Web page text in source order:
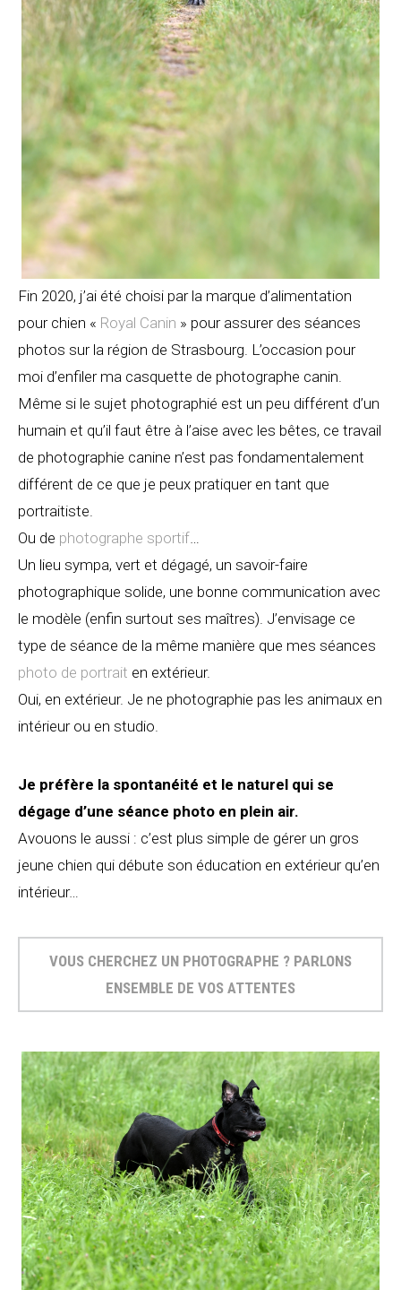
Fin 2020, j’ai été choisi par la marque d’alimentation
pour chien « Royal Canin » pour assurer des séances
photos sur la région de Strasbourg. L’occasion pour
moi d’enfiler ma casquette de photographe canin.
Même si le sujet photographié est un peu différent d’un
humain et qu’il faut être à l’aise avec les bêtes, ce travail
de photographie canine n’est pas fondamentalement
différent de ce que je peux pratiquer en tant que
portraitiste.
Ou de photographe sportif
Un lieu sympa, vert et dégagé, un savoir-faire
photographique solide, une bonne communication avec
le modèle (enfin surtout ses maîtres). J’envisage ce
type de séance de la même manière que mes séances
photo de portrait en extérieur.
Oui, en extérieur. Je ne photographie pas les animaux en
intérieur ou en studio.
Je préfère la spontanéité et le naturel qui se
dégage d’une séance photo en plein air.
Avouons le aussi : c’est plus simple de gérer un gros
jeune chien qui débute son éducation en extérieur qu’en
intérieur…
VOUS CHERCHEZ UN PHOTOGRAPHE ? PARLONS
ENSEMBLE DE VOS ATTENTES